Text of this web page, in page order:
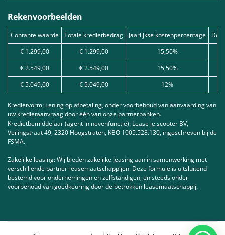
Rekenvoorbeelden
Contante waarde Totale kredietbedrag Jaarlijkse kostenpercentage
€ 1.299,00
€ 1.299,00
15,50%
€ 2.549,00
€ 2.549,00
15,50%
€ 5.049,00
€ 5.049,00 12%
Kredietvorm: Lening op afbetaling, onder voorbehoud van aanvaarding van
uw kredietaanvraag door één van onze partnerbanken.
Kredietbemiddelaar (agent in nevenfunctie): Lease je scooter BV,
Veilingstraat 49, 2320 Hoogstraten, KBO 1005.528.130, ingeschreven bij de
FSMA.
Zakelijke leasing: Wij bieden zakelijke leasing aan in samenwerking met
verschillende partner-leasemaatschappijen. Deze formule is uitsluitend
bestemd voor ondernemingen en zelfstandigen, en steeds onder
voorbehoud van goedkeuring door de betrokken leasemaatschappij.